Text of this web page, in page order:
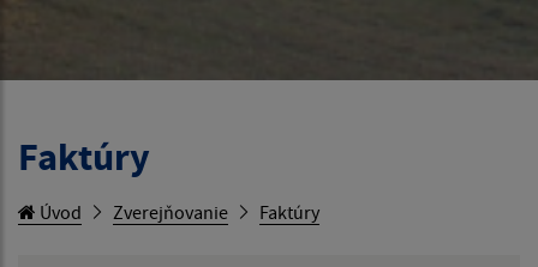
Faktúry
Úvod Zverejňovanie Faktúry